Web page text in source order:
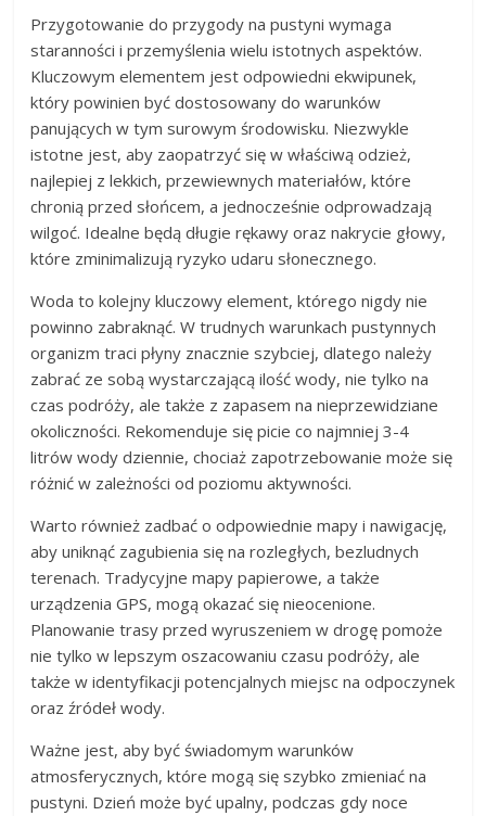
Przygotowanie do przygody na pustyni wymaga
staranności i przemyślenia wielu istotnych aspektów.
Kluczowym elementem jest odpowiedni ekwipunek,
który powinien być dostosowany do warunków
panujących w tym surowym środowisku. Niezwykle
istotne jest, aby zaopatrzyć się w właściwą odzież,
najlepiej z lekkich, przewiewnych materiałów, które
chronią przed słońcem, a jednocześnie odprowadzają
wilgoć. Idealne będą długie rękawy oraz nakrycie głowy,
które zminimalizują ryzyko udaru słonecznego.
Woda to kolejny kluczowy element, którego nigdy nie
powinno zabraknąć. W trudnych warunkach pustynnych
organizm traci płyny znacznie szybciej, dlatego należy
zabrać ze sobą wystarczającą ilość wody, nie tylko na
czas podróży, ale także z zapasem na nieprzewidziane
okoliczności. Rekomenduje się picie co najmniej 3-4
litrów wody dziennie, chociaż zapotrzebowanie może się
różnić w zależności od poziomu aktywności.
Warto również zadbać o odpowiednie mapy i nawigację,
aby uniknąć zagubienia się na rozległych, bezludnych
terenach. Tradycyjne mapy papierowe, a także
urządzenia GPS, mogą okazać się nieocenione.
Planowanie trasy przed wyruszeniem w drogę pomoże
nie tylko w lepszym oszacowaniu czasu podróży, ale
także w identyfikacji potencjalnych miejsc na odpoczynek
oraz źródeł wody.
Ważne jest, aby być świadomym warunków
atmosferycznych, które mogą się szybko zmieniać na
pustyni. Dzień może być upalny, podczas gdy noce